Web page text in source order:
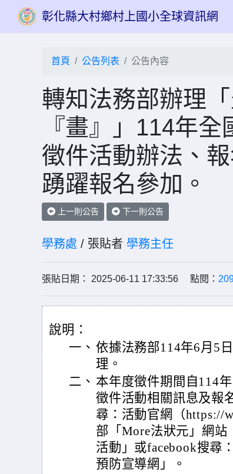
彰化縣大村鄉村上國小全球資訊網
首頁 公告列表 公告內容
轉知法務部辦理
『畫』」114年
徵件活動辦法、
踴躍報名參加。
上一則公告 下一則公告
學務處 / 張貼者 學務主任
張貼日期： 2025-06-11 17:33:56 點閱：
說明：
一、 依據法務部114年6月5
理。
二、 本年度徵件期間自114
徵件活動相關訊息及報
尋：活動官網（https://
部「More法狀元」網
活動」或facebook搜尋
預防宣導網」。